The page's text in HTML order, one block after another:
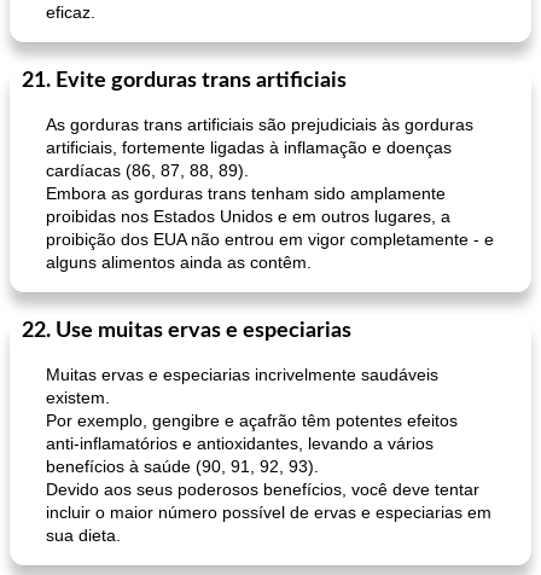
eficaz.
21. Evite gorduras trans artificiais
As gorduras trans artificiais são prejudiciais às gorduras
artificiais, fortemente ligadas à inflamação e doenças
cardíacas (86, 87, 88, 89).
Embora as gorduras trans tenham sido amplamente
proibidas nos Estados Unidos e em outros lugares, a
proibição dos EUA não entrou em vigor completamente - e
alguns alimentos ainda as contêm.
22. Use muitas ervas e especiarias
Muitas ervas e especiarias incrivelmente saudáveis ​​
existem.
Por exemplo, gengibre e açafrão têm potentes efeitos
anti-inflamatórios e antioxidantes, levando a vários
benefícios à saúde (90, 91, 92, 93).
Devido aos seus poderosos benefícios, você deve tentar
incluir o maior número possível de ervas e especiarias em
sua dieta.